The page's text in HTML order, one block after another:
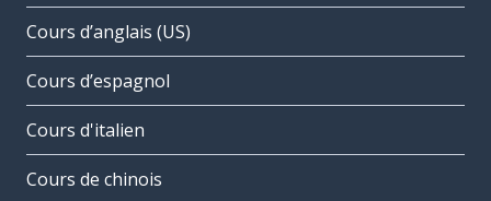
Cours d’anglais (US)
Cours d’espagnol
Cours d'italien
Cours de chinois